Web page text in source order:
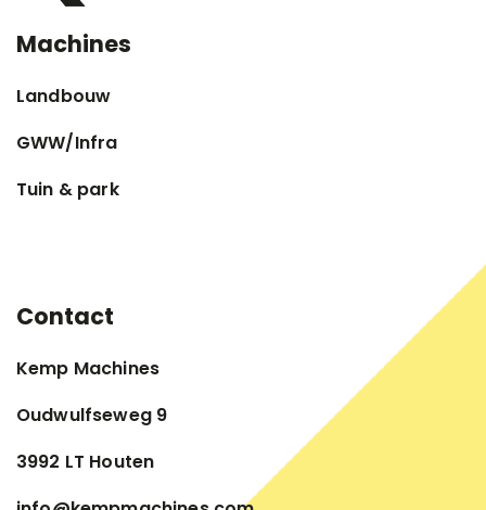
Machines
Landbouw
GWW/Infra
Tuin & park
Contact
Kemp Machines
Oudwulfseweg 9
3992 LT Houten